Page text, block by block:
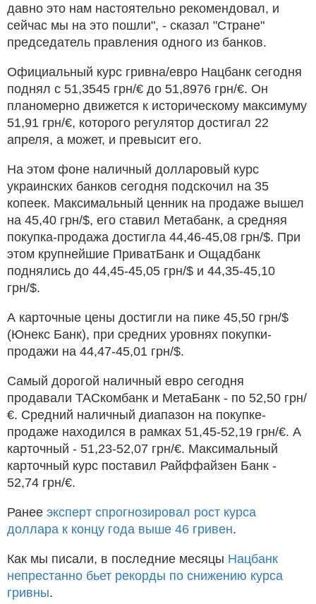
давно это нам настоятельно рекомендовал, и
сейчас мы на это пошли", - сказал "Стране"
председатель правления одного из банков.
Официальный курс гривна/евро Нацбанк сегодня
поднял с 51,3545 грн/€ до 51,8976 грн/€. Он
планомерно движется к историческому максимуму
51,91 грн/€, которого регулятор достигал 22
апреля, а может, и превысит его.
На этом фоне наличный долларовый курс
украинских банков сегодня подскочил на 35
копеек. Максимальный ценник на продаже вышел
на 45,40 грн/$, его ставил Метабанк, а средняя
покупка-продажа достигла 44,46-45,08 грн/$. При
этом крупнейшие ПриватБанк и Ощадбанк
поднялись до 44,45-45,05 грн/$ и 44,35-45,10
грн/$.
А карточные цены достигли на пике 45,50 грн/$
(Юнекс Банк), при средних уровнях покупки-
продажи на 44,47-45,01 грн/$.
Самый дорогой наличный евро сегодня
продавали ТАСкомбанк и МетаБанк - по 52,50 грн/
€. Средний наличный диапазон на покупке-
продаже находился в рамках 51,45-52,19 грн/€. А
карточный - 51,23-52,07 грн/€. Максимальный
карточный курс поставил Райффайзен Банк -
52,74 грн/€.
Ранее эксперт спрогнозировал рост курса
доллара к концу года выше 46 гривен.
Как мы писали, в последние месяцы Нацбанк
непрестанно бьет рекорды по снижению курса
гривны.